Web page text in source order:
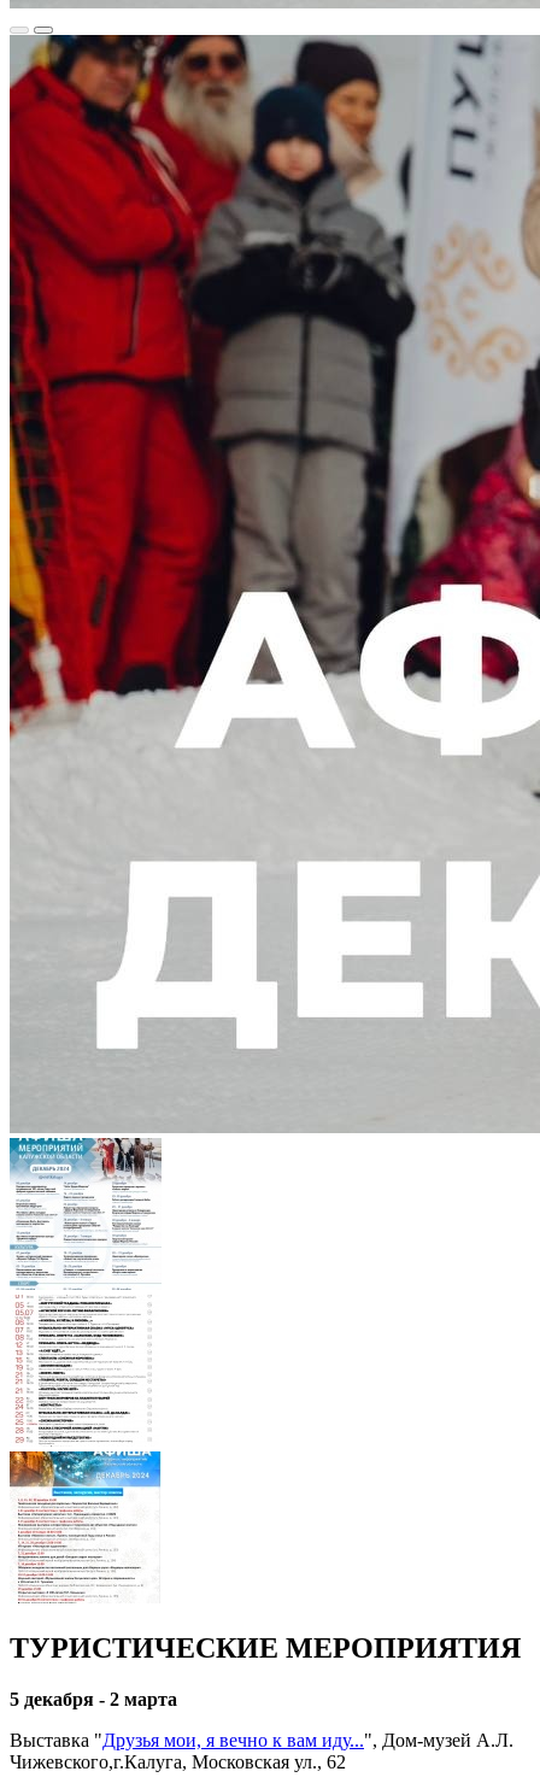
ТУРИСТИЧЕСКИЕ МЕРОПРИЯТИЯ
5 декабря - 2 марта
Выставка "Друзья мои, я вечно к вам иду...", Дом-музей А.Л.
Чижевского,г.Калуга, Московская ул., 62